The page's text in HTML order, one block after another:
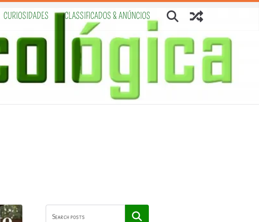
CURIOSIDADES CLASSIFICADOS & ANÚNCIOS
Pesquisar